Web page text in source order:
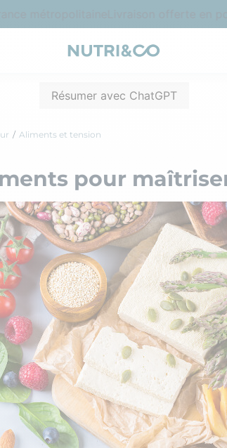
métropolitaine
Résumer avec ChatGPT
Aliments et tension
pour